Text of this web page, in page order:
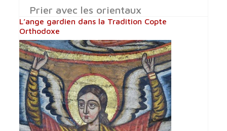
Prier avec les orientaux
L’ange gardien dans la Tradition Copte
Orthodoxe